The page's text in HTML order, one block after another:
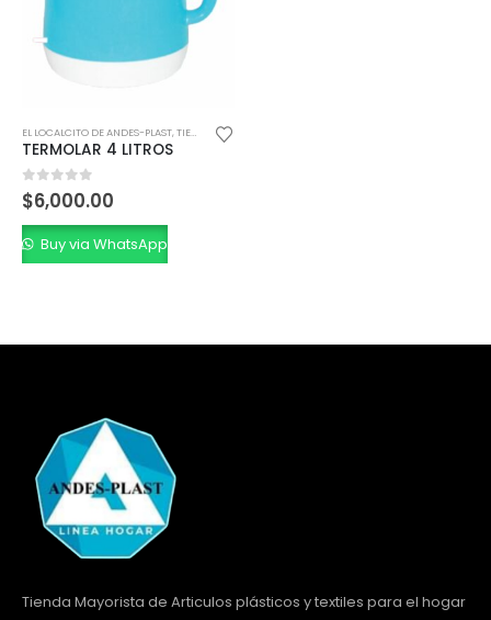
EL LOCALCITO DE ANDES-PLAST,TIENDA MINORISTA
TERMOLAR 4 LITROS
0 out of 5
$6,000.00
Buy via WhatsApp
Tienda Mayorista de Articulos plásticos y textiles para el hogar